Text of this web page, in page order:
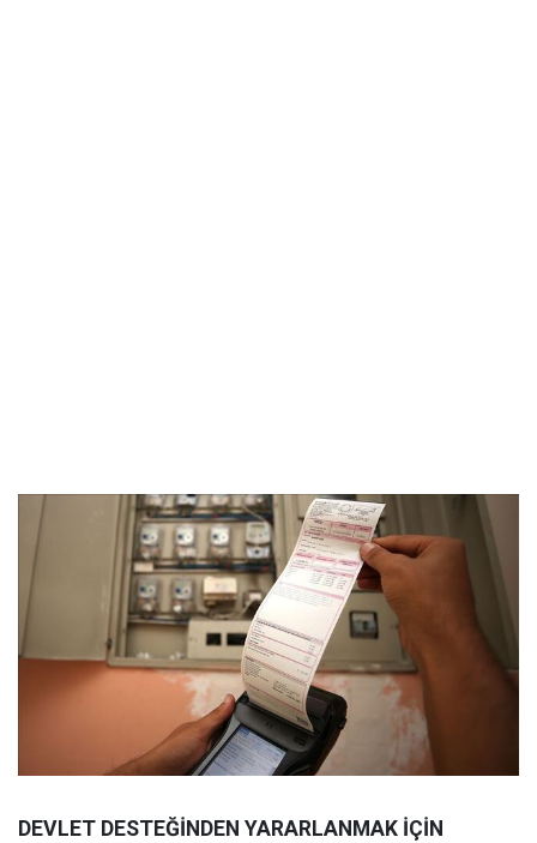
DEVLET DESTEĞİNDEN YARARLANMAK İÇİN